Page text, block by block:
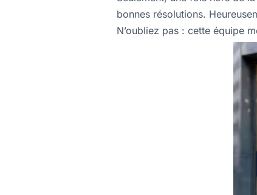
bonnes résolutions.
N’oubliez pas : cette équipe